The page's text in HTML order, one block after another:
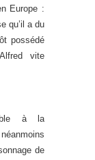
Europe :
qu’il a du
possédé
vite
à la
de